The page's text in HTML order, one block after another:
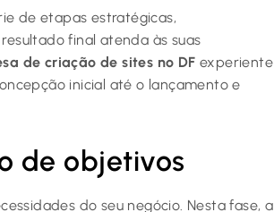
de etapas estratégicas,
final atenda às suas
de criação de sites no DF experiente
inicial até o lançamento e
de objetivos
do seu negócio. Nesta fase, a